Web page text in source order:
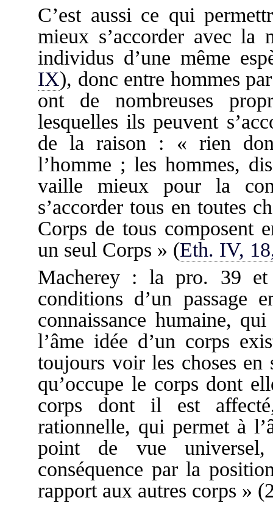
C’est aussi ce qui
mieux s’accorder avec la
individus d’une même
IX), donc entre hommes
ont de nombreuses
lesquelles ils peuvent
de la raison : « rien
l’homme ; les hommes,
vaille mieux pour la
s’accorder tous en toutes
Corps de tous composent
un seul Corps » (Eth. IV,
Macherey : la pro. 39 et
conditions d’un passage
connaissance humaine,
l’âme idée d’un corps
toujours voir les choses
qu’occupe le corps dont
corps dont il est
rationnelle, qui permet à
point de vue
conséquence par la
rapport aux autres corps »